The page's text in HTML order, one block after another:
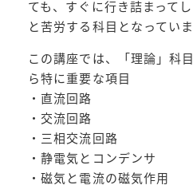
ても、すぐに行き詰まって
と苦労する科目となっていま
この講座では、「理論」科
ら特に重要な項目
・直流回路
・交流回路
・三相交流回路
・静電気とコンデンサ
・磁気と電流の磁気作用